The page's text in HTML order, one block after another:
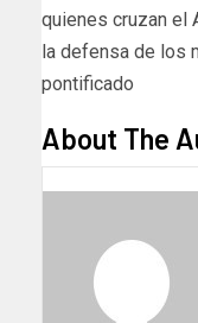
quienes cruzan el
la defensa de los
pontificado
About The